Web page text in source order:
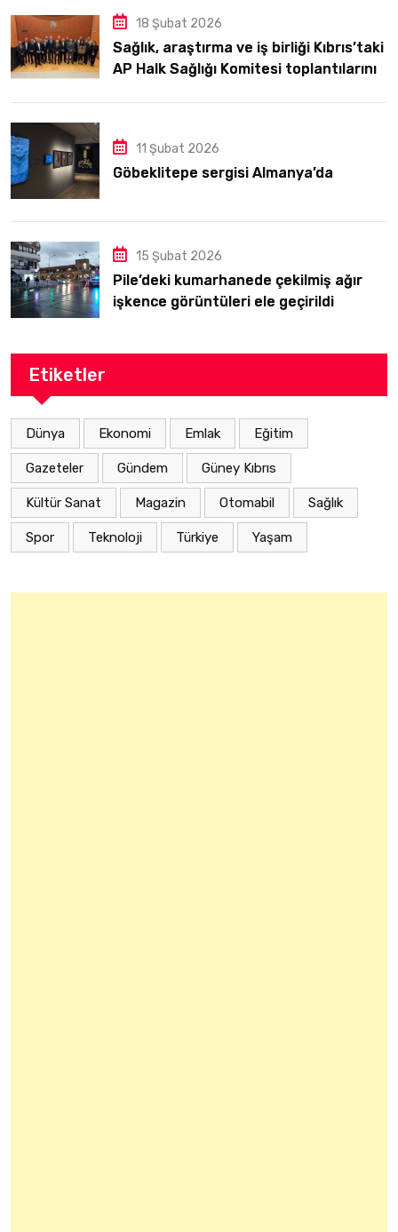
18 Şubat 2026
Sağlık, araştırma ve iş birliği Kıbrıs’taki
AP Halk Sağlığı Komitesi toplantılarının
11 Şubat 2026
Göbeklitepe sergisi Almanya’da
15 Şubat 2026
Pile’deki kumarhanede çekilmiş ağır
işkence görüntüleri ele geçirildi
Etiketler
Dünya Ekonomi Emlak Eğitim
Gazeteler Gündem Güney Kıbrıs
Kültür Sanat Magazin Otomabil Sağlık
Spor Teknoloji Türkiye Yaşam